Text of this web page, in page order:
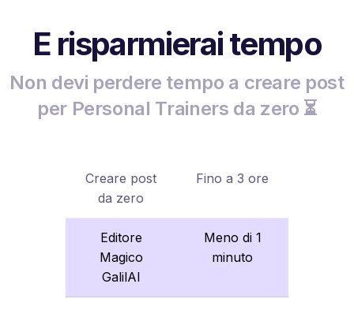
E risparmierai tempo
Non devi perdere tempo a creare post
per Personal Trainers da zero ⏳
Creare post
da zero
Fino a 3 ore
Editore
Magico
GalilAI
Meno di 1
minuto